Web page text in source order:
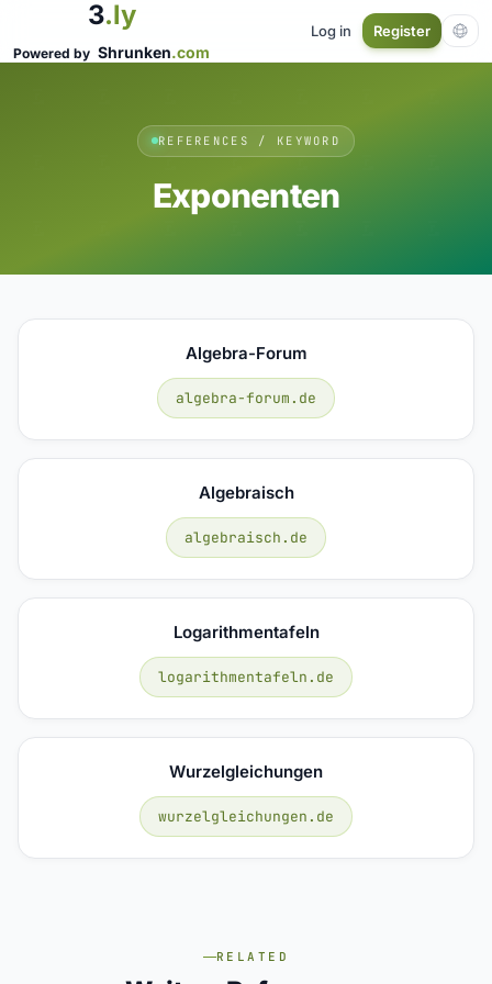
3.ly
Powered by Shrunken.com
Log in Register
REFERENCES / KEYWORD
Exponenten
Algebra-Forum
algebra-forum.de
Algebraisch
algebraisch.de
Logarithmentafeln
logarithmentafeln.de
Wurzelgleichungen
wurzelgleichungen.de
RELATED